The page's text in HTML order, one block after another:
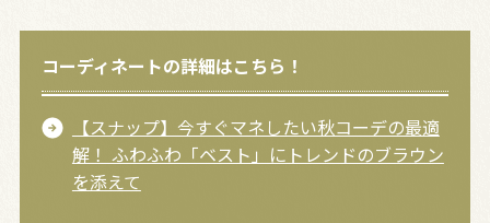
コーディネートの詳細はこちら！
【スナップ】今すぐマネしたい秋コーデの最適
解！ ふわふわ「ベスト」にトレンドのブラウン
を添えて